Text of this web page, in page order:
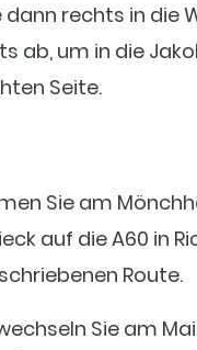
rechts in die
ab, um in die
Seite.
Sie am
auf die A60 in
Route.
Sie am